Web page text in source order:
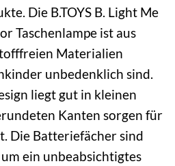
Die B.TOYS B. Light Me
Taschenlampe ist aus
Materialien
unbedenklich sind.
liegt gut in kleinen
Kanten sorgen für
Die Batteriefächer sind
ein unbeabsichtigtes